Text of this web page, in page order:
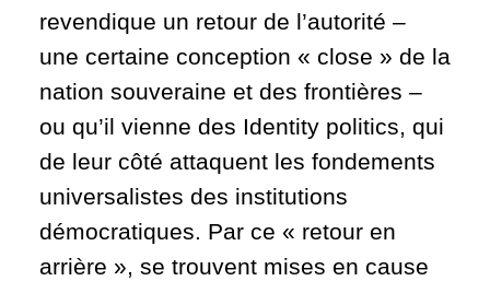
revendique un retour de l’autorité –
une certaine conception « close » de la
nation souveraine et des frontières –
ou qu’il vienne des Identity politics, qui
de leur côté attaquent les fondements
universalistes des institutions
démocratiques. Par ce « retour en
arrière », se trouvent mises en cause